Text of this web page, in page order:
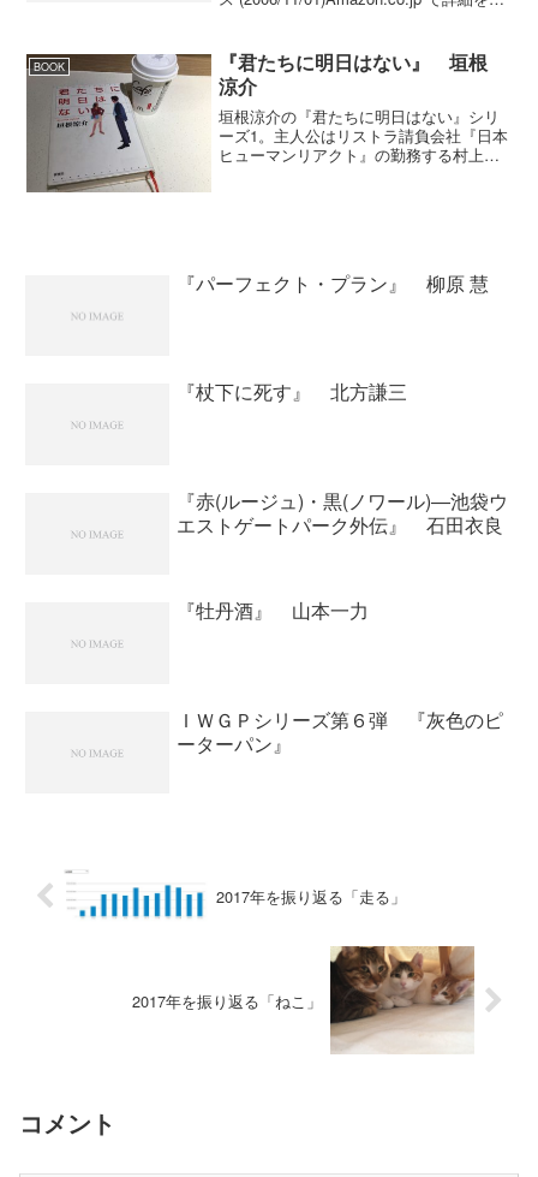
BOOK
『君たちに明日はない』 垣根
涼介
垣根涼介の『君たちに明日はない』シリ
ーズ1。主人公はリストラ請負会社『日本
ヒューマンリアクト』の勤務する村上真
『パーフェクト・プラン』 柳原 慧
『杖下に死す』 北方謙三
『赤(ルージュ)・黒(ノワール)―池袋ウ
エストゲートパーク外伝』 石田衣良
『牡丹酒』 山本一力
ＩＷＧＰシリーズ第６弾 『灰色のピ
ーターパン』
2017年を振り返る「走る」
2017年を振り返る「ねこ」
コメント